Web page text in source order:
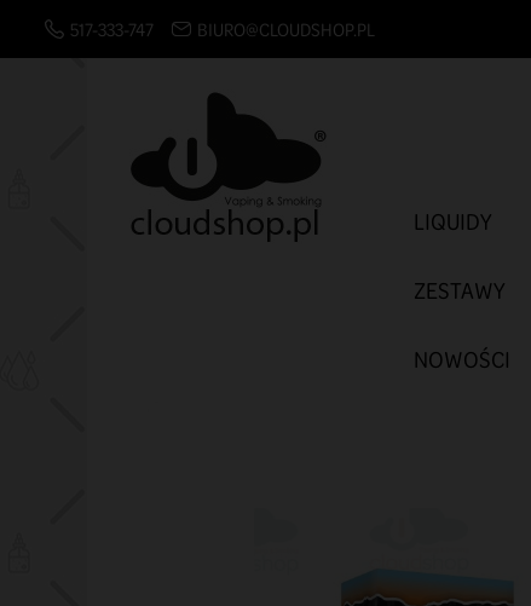
517-333-747 BIURO@CLOUDSHOP.PL
LIQUIDY
ZESTAWY
NOWOŚCI